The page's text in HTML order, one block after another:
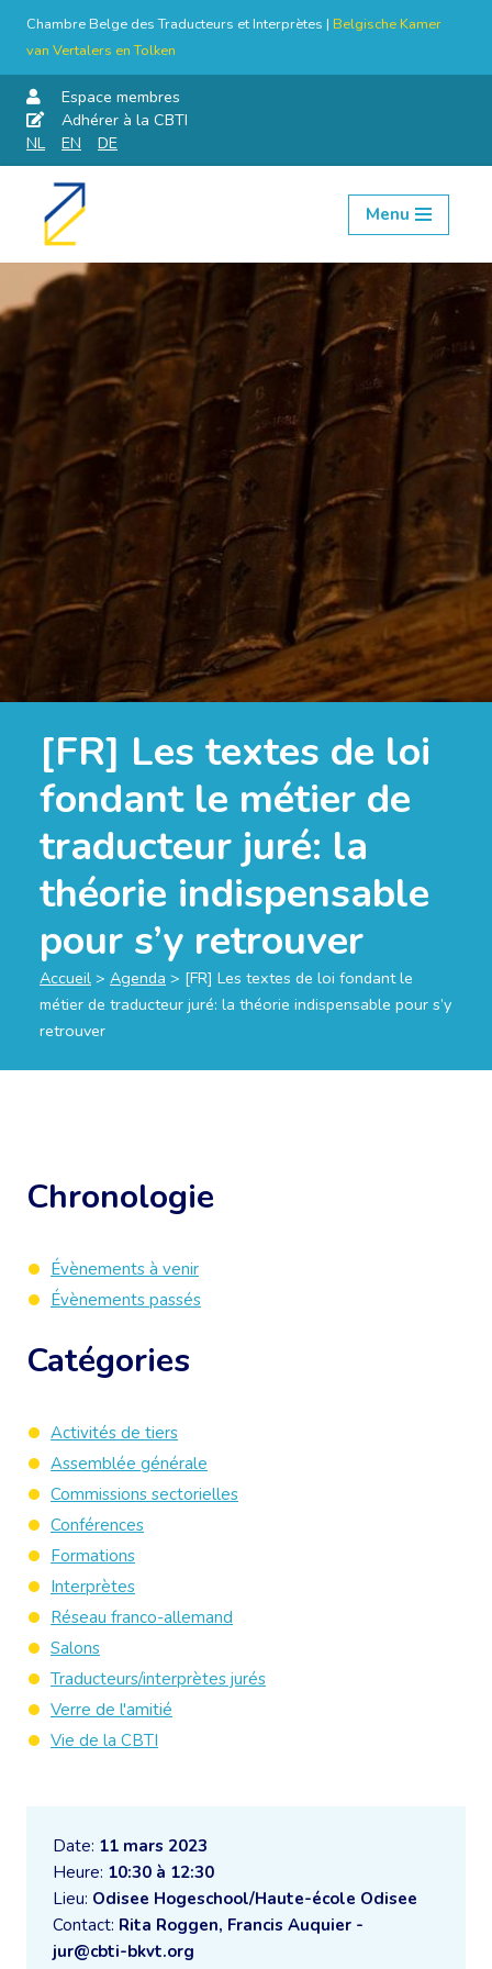
Chambre Belge des Traducteurs et Interprètes | Belgische Kamer
van Vertalers en Tolken
Espace membres
Adhérer à la CBTI
NL
EN DE
Aller
contenu
Menu
[FR] Les textes de loi
fondant le métier de
traducteur juré: la
théorie indispensable
pour s’y retrouver
Accueil > Agenda > [FR] Les textes de loi fondant le
métier de traducteur juré: la théorie indispensable pour s’y
retrouver
Date: 11 mars 2023
Heure: 10:30 à 12:30
Lieu: Odisee Hogeschool/Haute-école Odisee
Contact: Rita Roggen, Francis Auquier -
jur@cbti-bkvt.org
Chronologie
Évènements à venir
Évènements passés
Catégories
Activités de tiers
Assemblée générale
Commissions sectorielles
Conférences
Formations
Interprètes
Réseau franco-allemand
Salons
Traducteurs/interprètes jurés
Verre de l'amitié
Vie de la CBTI